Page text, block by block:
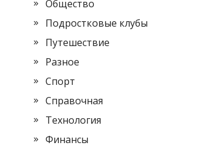
Общество
Подростковые клубы
Путешествие
Разное
Спорт
Справочная
Технология
Финансы